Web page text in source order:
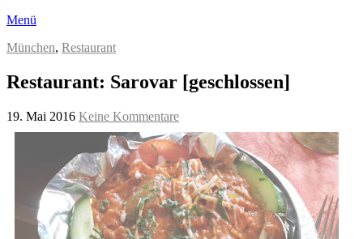
Menü
München, Restaurant
Restaurant: Sarovar [geschlossen]
19. Mai 2016 Keine Kommentare